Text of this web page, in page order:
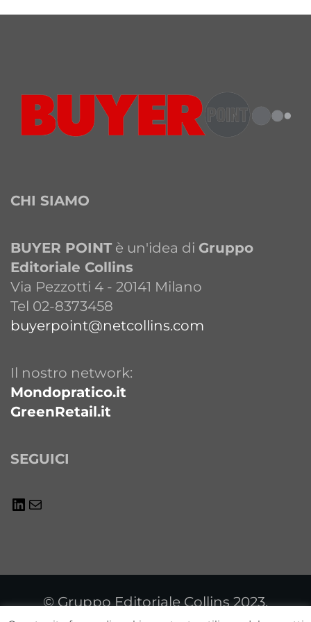
CHI SIAMO
BUYER POINTè un'idea di Gruppo
Editoriale Collins
Via Pezzotti 4 - 20141 Milano
Tel 02-8373458
buyerpoint@netcollins.com
Il nostro network:
Mondopratico.it
GreenRetail.it
SEGUICI
© Gruppo Editoriale Collins 2023.